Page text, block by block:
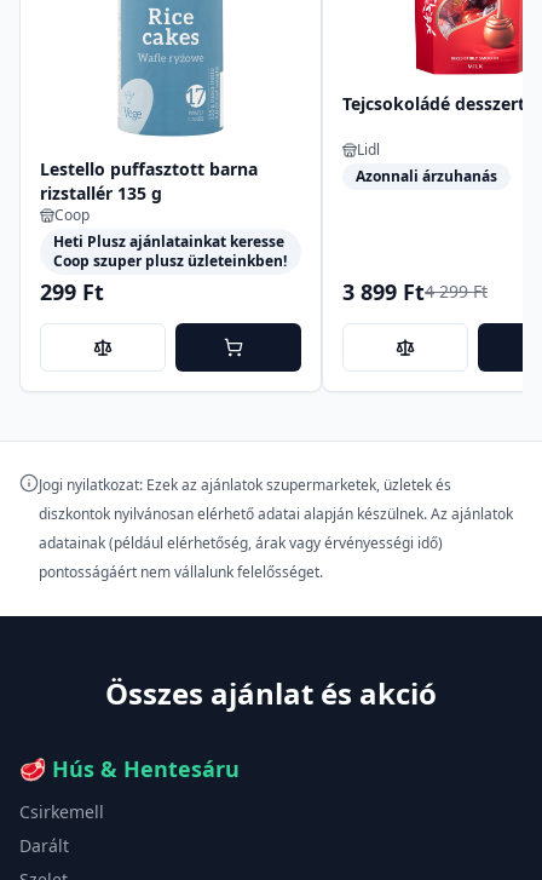
Lestello puffasztott barna
rizstallér 135 g
Coop
Heti Plusz ajánlatainkat keresse
Coop szuper plusz üzleteinkben!
299 Ft
Tejcsokoládé desszert
Lidl
Azonnali árzuhanás
3 899 Ft4 299 Ft
Jogi nyilatkozat: Ezek az ajánlatok szupermarketek, üzletek és
diszkontok nyilvánosan elérhető adatai alapján készülnek. Az ajánlatok
adatainak (például elérhetőség, árak vagy érvényességi idő)
pontosságáért nem vállalunk felelősséget.
Összes ajánlat és akció
🥩 Hús & Hentesáru
Csirkemell
Darált